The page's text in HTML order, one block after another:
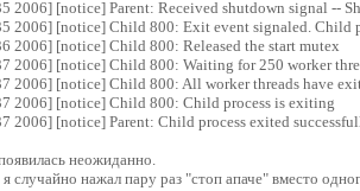
2006] [notice] Parent: Received shutdown signal --
2006] [notice] Child 800: Exit event signaled. Child
2006] [notice] Child 800: Released the start mutex
2006] [notice] Child 800: Waiting for 250 worker
2006] [notice] Child 800: All worker threads have
2006] [notice] Child 800: Child process is exiting
2006] [notice] Parent: Child process exited
неожиданно.
случайно нажал пару раз "стоп апаче" вместо